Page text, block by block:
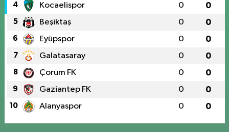
4 Kocaelispor 0 0
5 Beşiktaş 0 0
6 Eyüpspor 0 0
7 Galatasaray 0 0
8 Çorum FK 0 0
9 Gaziantep FK 0 0
10 Alanyaspor 0 0